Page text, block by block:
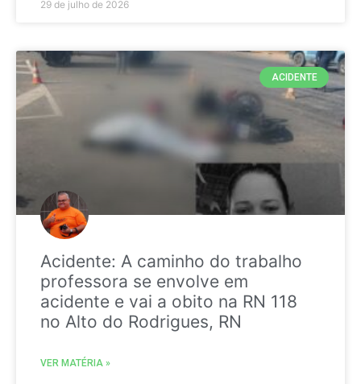
29 de julho de 2026
ACIDENTE
Acidente: A caminho do trabalho
professora se envolve em
acidente e vai a obito na RN 118
no Alto do Rodrigues, RN
VER MATÉRIA »